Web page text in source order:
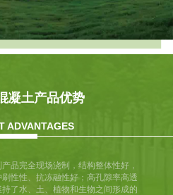
凝土产品优势
ADVANTAGES
品完全现场浇制，结构整体性好，
性性、抗冻融性好；高孔隙率高透
了水、土、植物和生物之间形成的